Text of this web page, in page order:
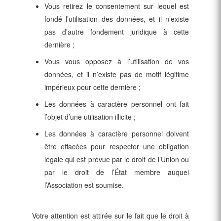
Vous retirez le consentement sur lequel est
fondé l’utilisation des données, et il n’existe
pas d’autre fondement juridique à cette
dernière ;
Vous vous opposez à l’utilisation de vos
données, et il n’existe pas de motif légitime
impérieux pour cette dernière ;
Les données à caractère personnel ont fait
l’objet d’une utilisation illicite ;
Les données à caractère personnel doivent
être effacées pour respecter une obligation
légale qui est prévue par le droit de l’Union ou
par le droit de l’État membre auquel
l’Association est soumise.
Votre attention est attirée sur le fait que le droit à